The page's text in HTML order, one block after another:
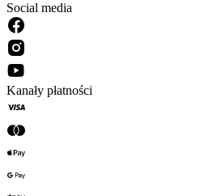
Social media
Kanały płatności